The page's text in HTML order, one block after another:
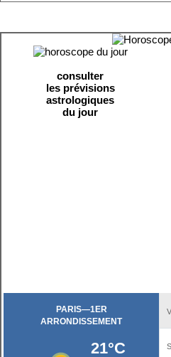
consulter
les prévisions
astrologiques
du jour